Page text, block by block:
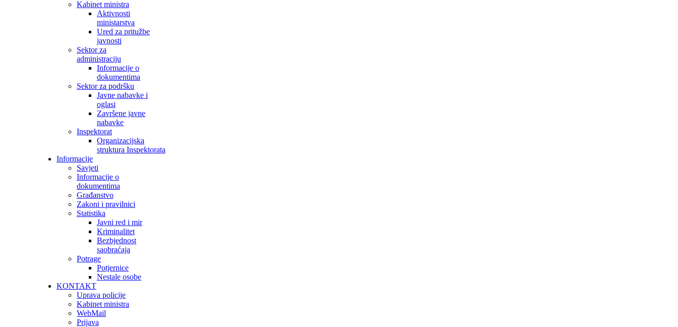
Kabinet ministra
Aktivnosti
ministarstva
Ured za pritužbe
javnosti
Sektor za
administraciju
Informacije o
dokumentima
Sektor za podršku
Javne nabavke i
oglasi
Završene javne
nabavke
Inspektorat
Organizacijska
struktura Inspektorata
Informacije
Savjeti
Informacije o
dokumentima
Građanstvo
Zakoni i pravilnici
Statistika
Javni red i mir
Kriminalitet
Bezbjednost
saobraćaja
Potrage
Potjernice
Nestale osobe
KONTAKT
Uprava policije
Kabinet ministra
WebMail
Prijava